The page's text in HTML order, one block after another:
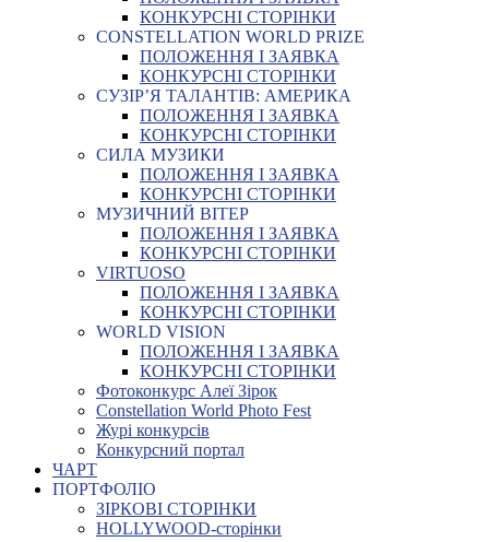
КОНКУРСНІ СТОРІНКИ
CONSTELLATION WORLD PRIZE
ПОЛОЖЕННЯ І ЗАЯВКА
КОНКУРСНІ СТОРІНКИ
СУЗІР’Я ТАЛАНТІВ: АМЕРИКА
ПОЛОЖЕННЯ І ЗАЯВКА
КОНКУРСНІ СТОРІНКИ
СИЛА МУЗИКИ
ПОЛОЖЕННЯ І ЗАЯВКА
КОНКУРСНІ СТОРІНКИ
МУЗИЧНИЙ ВІТЕР
ПОЛОЖЕННЯ І ЗАЯВКА
КОНКУРСНІ СТОРІНКИ
VIRTUOSO
ПОЛОЖЕННЯ І ЗАЯВКА
КОНКУРСНІ СТОРІНКИ
WORLD VISION
ПОЛОЖЕННЯ І ЗАЯВКА
КОНКУРСНІ СТОРІНКИ
Фотоконкурс Алеї Зірок
Constellation World Photo Fest
Журі конкурсів
Конкурсний портал
ЧАРТ
ПОРТФОЛІО
ЗІРКОВІ СТОРІНКИ
HOLLYWOOD-сторінки